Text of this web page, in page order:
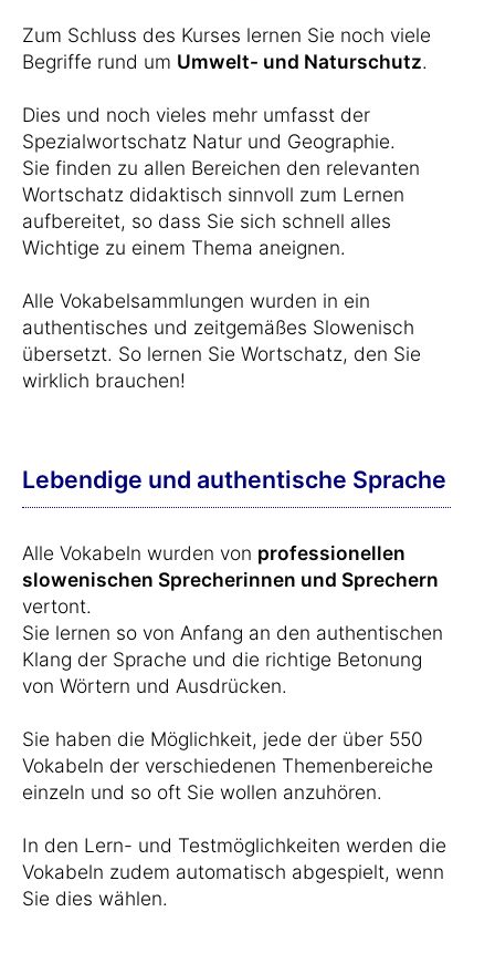
Zum Schluss des Kurses lernen Sie noch viele
Begriffe rund um Umwelt- und Naturschutz.
Dies und noch vieles mehr umfasst der
Spezialwortschatz Natur und Geographie.
Sie finden zu allen Bereichen den relevanten
Wortschatz didaktisch sinnvoll zum Lernen
aufbereitet, so dass Sie sich schnell alles
Wichtige zu einem Thema aneignen.
Alle Vokabelsammlungen wurden in ein
authentisches und zeitgemäßes Slowenisch
übersetzt. So lernen Sie Wortschatz, den Sie
wirklich brauchen!
Lebendige und authentische Sprache
Alle Vokabeln wurden von professionellen
slowenischen Sprecherinnen und Sprechern
vertont.
Sie lernen so von Anfang an den authentischen
Klang der Sprache und die richtige Betonung
von Wörtern und Ausdrücken.
Sie haben die Möglichkeit, jede der über 550
Vokabeln der verschiedenen Themenbereiche
einzeln und so oft Sie wollen anzuhören.
In den Lern- und Testmöglichkeiten werden die
Vokabeln zudem automatisch abgespielt, wenn
Sie dies wählen.